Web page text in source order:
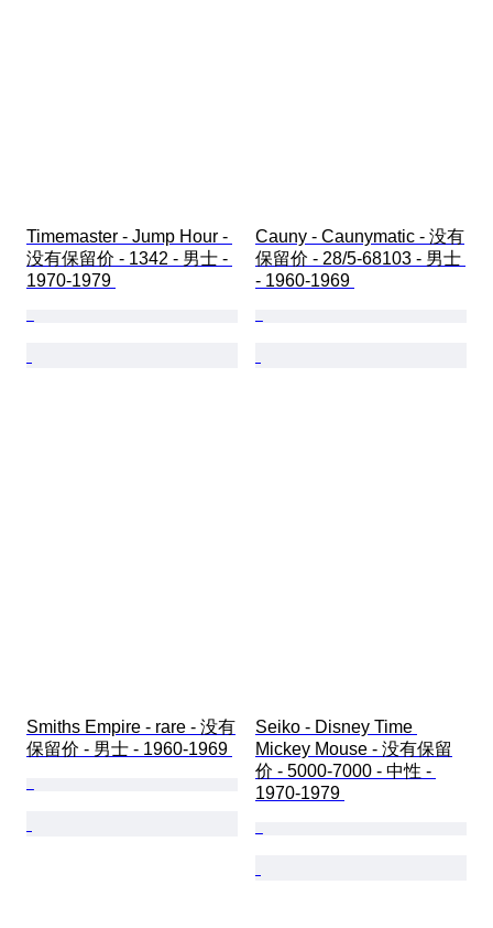
Timemaster - Jump Hour -
没有保留价 - 1342 - 男士 -
1970-1979
Cauny - Caunymatic - 没有
保留价 - 28/5-68103 - 男士
- 1960-1969
Smiths Empire - rare - 没有
保留价 - 男士 - 1960-1969
Seiko - Disney Time
Mickey Mouse - 没有保留
价 - 5000-7000 - 中性 -
1970-1979